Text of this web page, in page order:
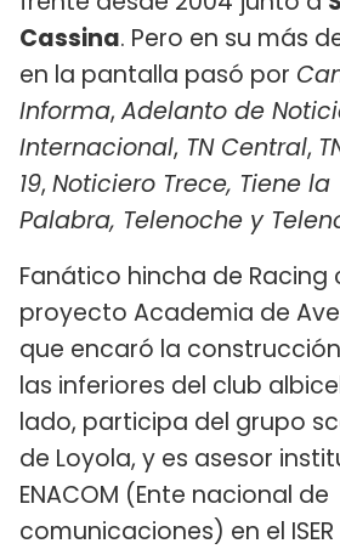
Cassina. Pero en su más
en la pantalla pasó por
Informa,Adelanto de
Internacional, TN Central,
19, Noticiero Trece, Tiene la
Palabra, Telenoche y
Fanático hincha de Racing
proyecto Academia de
que encaró la
las inferiores del club
lado, participa del grupo
de Loyola, y es asesor
ENACOM (Ente nacional de
comunicaciones) en el